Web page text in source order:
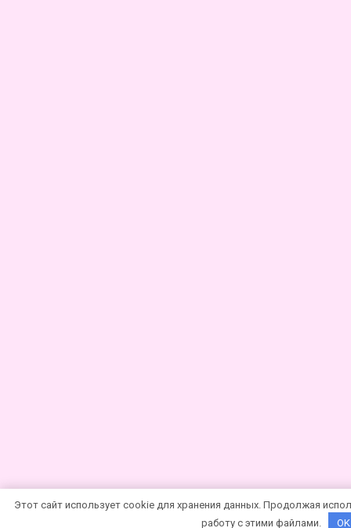
Этот сайт использует cookie для хранения данных. Продолжая
работу с этими файлами.
OK